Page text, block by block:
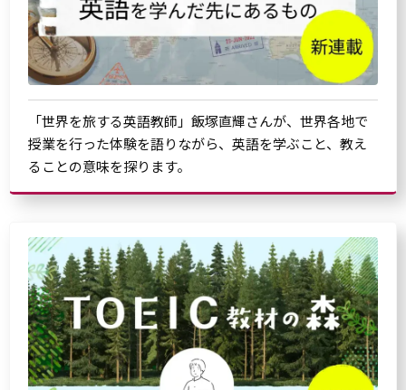
「世界を旅する英語教師」飯塚直輝さんが、世界各地で
授業を行った体験を語りながら、英語を学ぶこと、教え
ることの意味を探ります。